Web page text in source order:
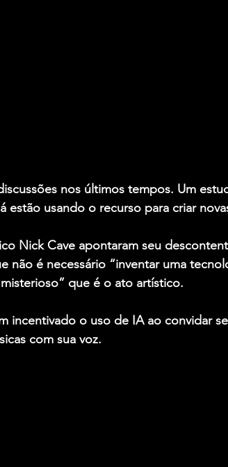
nos últimos tempos. Um
estão usando o recurso para criar
Nick Cave apontaram seu
não é necessário “inventar uma
que é o ato artístico.
incentivado o uso de IA ao convidar
com sua voz.